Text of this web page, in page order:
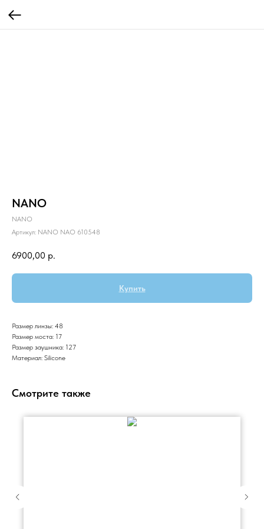
NANO
NANO
Артикул: NANO NAO 610548
6900,00 р.
Купить
Размер линзы: 48
Размер моста: 17
Размер заушника: 127
Материал: Silicone
Смотрите также